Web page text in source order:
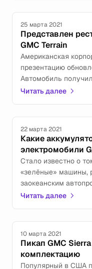
25 марта 2021
Представлен
GMC Terrain
Американская
презентацию
Автомобиль
современное
Читать далее
22 марта 2021
Какие
электромобили
Стало известно о
«зелёные» машины,
заокеанским
Читать далее
10 марта 2021
Пикап GMC
комплектацию
Популярный в США